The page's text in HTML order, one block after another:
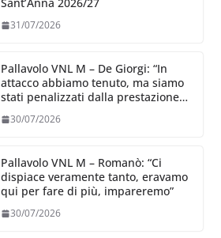
31/07/2026
Pallavolo VNL M – De Giorgi: “In
attacco abbiamo tenuto, ma siamo
stati penalizzati dalla prestazione
30/07/2026
Pallavolo VNL M – Romanò: “Ci
dispiace veramente tanto, eravamo
qui per fare di più, impareremo”
30/07/2026